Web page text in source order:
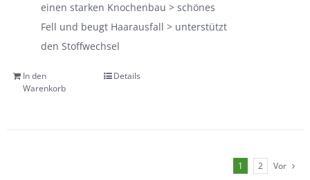
einen starken Knochenbau > schönes
Fell und beugt Haarausfall > unterstützt
den Stoffwechsel
In den
Warenkorb
Details
1 2 Vor